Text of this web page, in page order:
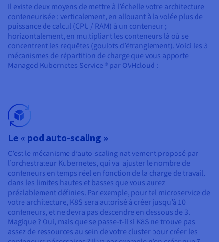
Il existe deux moyens de mettre à l’échelle votre architecture
conteneurisée : verticalement, en allouant à la volée plus de
puissance de calcul (CPU / RAM) à un conteneur ;
horizontalement, en multipliant les conteneurs là où se
concentrent les requêtes (goulots d’étranglement). Voici les 3
mécanismes de répartition de charge que vous apporte
Managed Kubernetes Service ® par OVHcloud :
Le « pod auto-scaling »
C’est le mécanisme d’auto-scaling nativement proposé par
l’orchestrateur Kubernetes, qui va ajuster le nombre de
conteneurs en temps réel en fonction de la charge de travail,
dans les limites hautes et basses que vous aurez
préalablement définies. Par exemple, pour tel microservice de
votre architecture, K8S sera autorisé à créer jusqu’à 10
conteneurs, et ne devra pas descendre en dessous de 3.
Magique ? Oui, mais que se passe-t-il si K8S ne trouve pas
assez de ressources au sein de votre cluster pour créer les